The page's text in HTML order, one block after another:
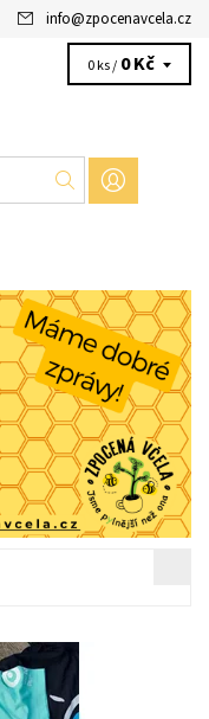
info@zpocenavcela.cz
0 ks / 0 Kč
ani žádná